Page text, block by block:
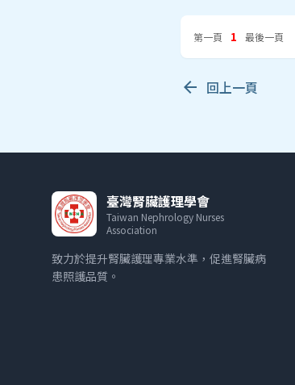
第一頁 1 最後一頁
arrow_back 回上一頁
臺灣腎臟護理學會
Taiwan Nephrology Nurses
Association
致力於提升腎臟護理專業水準，促進腎臟病
患照護品質。